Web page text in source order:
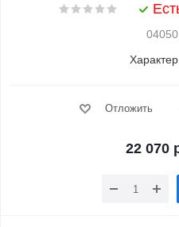
Отложить
22 070